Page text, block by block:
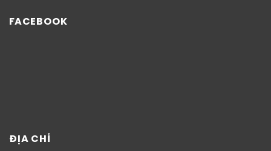
FACEBOOK
ĐỊA CHỈ